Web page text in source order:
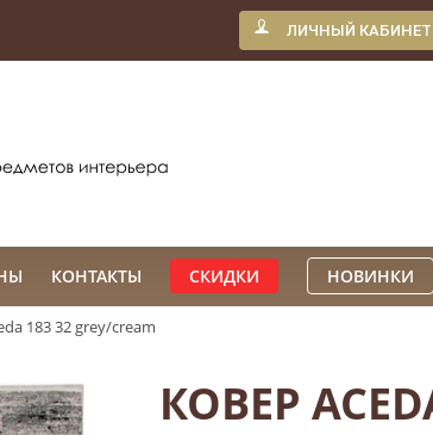
ЛИЧНЫЙ КАБИНЕТ
КОНТАКТЫ СКИДКИ НОВИНКИ
183 32 grey/cream
КОВЕР